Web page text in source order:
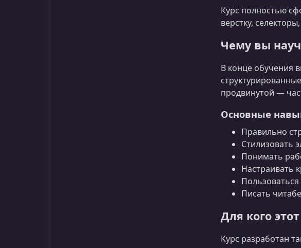
Курс полностью
верстку,
Чему вы
В конце обучения
продвинутой —
Основные
Правильно
Стилизовать
Понимать
Настраивать
Писать
Для кого
Курс разработан